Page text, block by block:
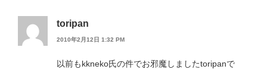
toripan
2010年2月12日 1:32 PM
以前もkkneko氏の件でお邪魔しましたtoripanで